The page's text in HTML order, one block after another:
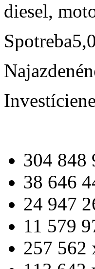
diesel,
Spotreba
Najazdené
Investície
304 848
38 646
24 947
11 579
257 562